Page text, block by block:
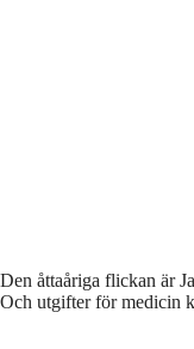
Den åttaåriga flickan är
Och utgifter för medicin